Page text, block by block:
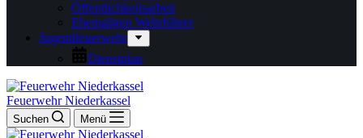
Öffentlichkeitsarbeit
Ehemaligen Wehrführer
Jugendfeuerwehr
Dienstplan
Feuerwehr Niederkassel
Suchen Menü